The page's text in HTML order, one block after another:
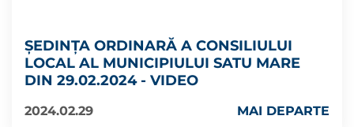
ȘEDINȚA ORDINARĂ A CONSILIULUI
LOCAL AL MUNICIPIULUI SATU MARE
DIN 29.02.2024 - VIDEO
2024.02.29 MAI DEPARTE